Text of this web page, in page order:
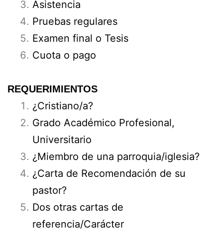
Asistencia
Pruebas regulares
Examen final o Tesis
Cuota o pago
REQUERIMIENTOS
¿Cristiano/a?
Grado Académico Profesional,
Universitario
¿Miembro de una parroquia/iglesia?
¿Carta de Recomendación de su
pastor?
Dos otras cartas de
referencia/Carácter